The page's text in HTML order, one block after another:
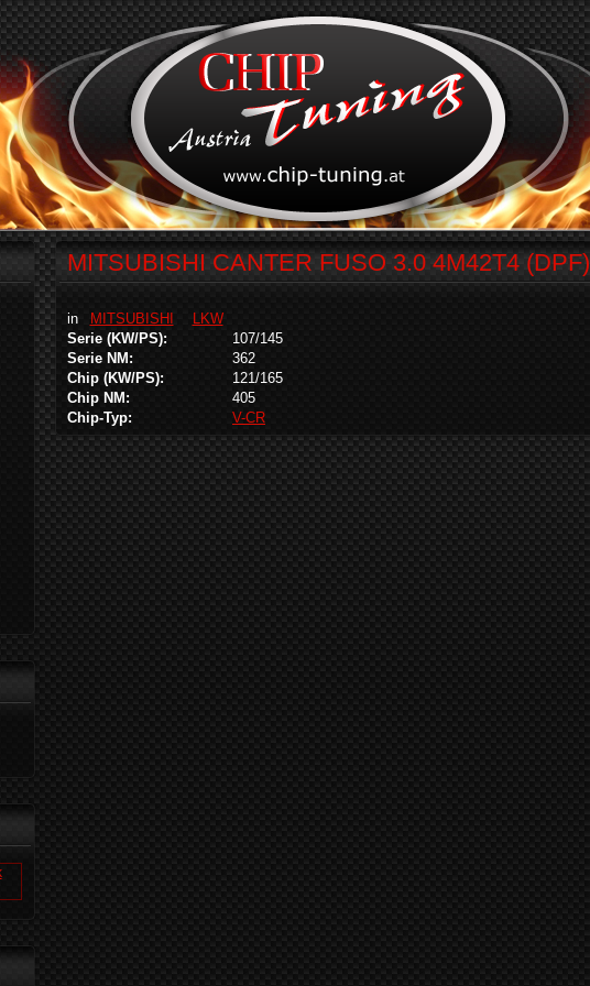
MITSUBISHI CANTER FUSO 3.0 4M42T4 (DPF)
in MITSUBISHI
LKW
Serie (KW/PS):
107/145
Serie NM:
362
Chip (KW/PS):
121/165
Chip NM:
405
Chip-Typ:
V-CR